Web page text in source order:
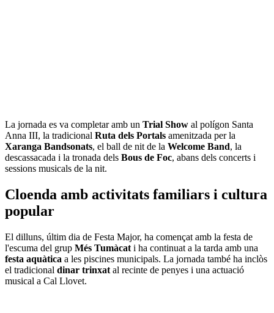
La jornada es va completar amb un Trial Show al polígon Santa
Anna III, la tradicional Ruta dels Portals amenitzada per la
Xaranga Bandsonats, el ball de nit de la Welcome Band, la
descassacada i la tronada dels Bous de Foc, abans dels concerts i
sessions musicals de la nit.
Cloenda amb activitats familiars i cultura
popular
El dilluns, últim dia de Festa Major, ha començat amb la festa de
l'escuma del grup Més Tumàcat i ha continuat a la tarda amb una
festa aquàtica a les piscines municipals. La jornada també ha inclòs
el tradicional dinar trinxat al recinte de penyes i una actuació
musical a Cal Llovet.